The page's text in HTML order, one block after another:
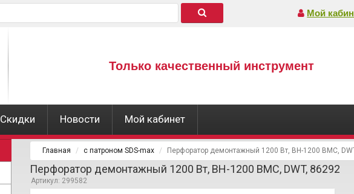
Мой
Только качественный инструмент
Скидки Новости Мой кабинет
Главная с патроном SDS-max Перфоратор демонтажный 1200 Вт, BH-1200 BMC,
Перфоратор демонтажный 1200 Вт, BH-1200 BMC, DWT, 86292
Артикул: 299582